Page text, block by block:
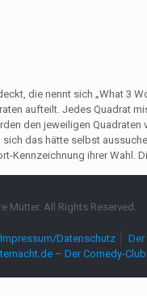
die nennt sich „What 3
aufteilt. Jedes Quadrat
den jeweiligen
das hätte selbst
Kennzeichnung ihrer Wahl.
Mütter. All Rights Reserved.
Impressum/Datenschutz
– Der Comedy-Club